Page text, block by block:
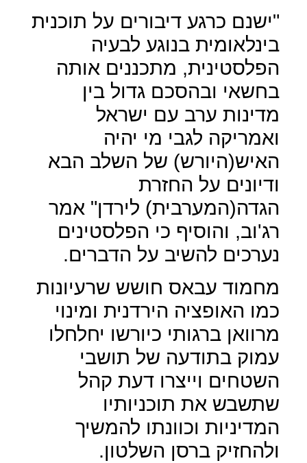
"ישנם כרגע דיבורים על תוכנית
בינלאומית בנוגע לבעיה
הפלסטינית, מתכננים אותה
בחשאי ובהסכם גדול בין
מדינות ערב עם ישראל
ואמריקה לגבי מי יהיה
האיש(היורש) של השלב הבא
ודיונים על החזרת
הגדה(המערבית) לירדן" אמר
רג'וב, והוסיף כי הפלסטינים
נערכים להשיב על הדברים.
מחמוד עבאס חושש שרעיונות
כמו האופציה הירדנית ומינוי
מרוואן ברגותי כיורשו יחלחלו
עמוק בתודעה של תושבי
השטחים וייצרו דעת קהל
שתשבש את תוכניותיו
המדיניות וכוונתו להמשיך
ולהחזיק ברסן השלטון.